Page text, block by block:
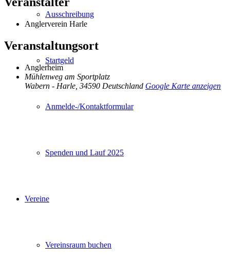
Ausschreibung
Startgeld
Anmelde-/Kontaktformular
Spenden und Lauf 2025
Vereine
Vereinsraum buchen
Anglerverein Harle
Veranstaltungsort
Anglerheim
Mühlenweg am Sportplatz
Wabern - Harle 34590 Deutschland Google Karte anzeigen